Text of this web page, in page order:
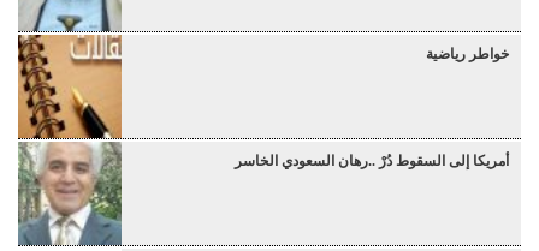
خواطر رياضية
أمريكا إلى السقوط دُرْ ..رهان السعودي الخاسر